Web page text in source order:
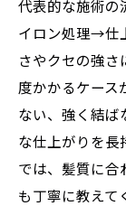
代表的な施術
イロン処理→仕
さやクセの強さ
度かかるケース
ない、強く結ば
な仕上がりを長
では、髪質に合
も丁寧に教えて